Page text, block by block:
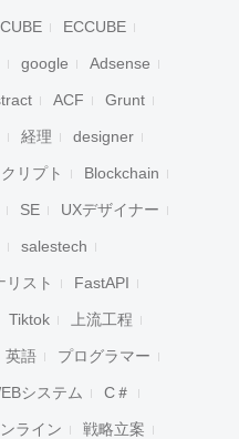
ECCUBE
google Adsense
ACF Grunt
経理 designer
クリプト Blockchain
SE UXデザイナー
salestech
リスト FastAPI
Tiktok 上流工程
英語 プログラマー
システム C＃
ライン 戦略立案